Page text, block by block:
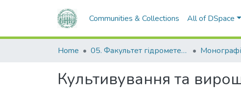
Communities & Collections All of DSpace
Home 05. Факультет гідрометеорології і екології
Культивування та